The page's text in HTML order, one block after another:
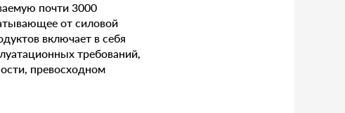
почти 3000
от силовой
включает в себя
требований,
превосходном